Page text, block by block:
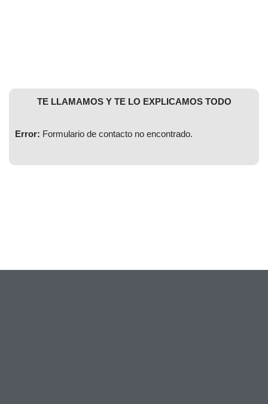
TE LLAMAMOS Y TE LO EXPLICAMOS TODO
Error: Formulario de contacto no encontrado.